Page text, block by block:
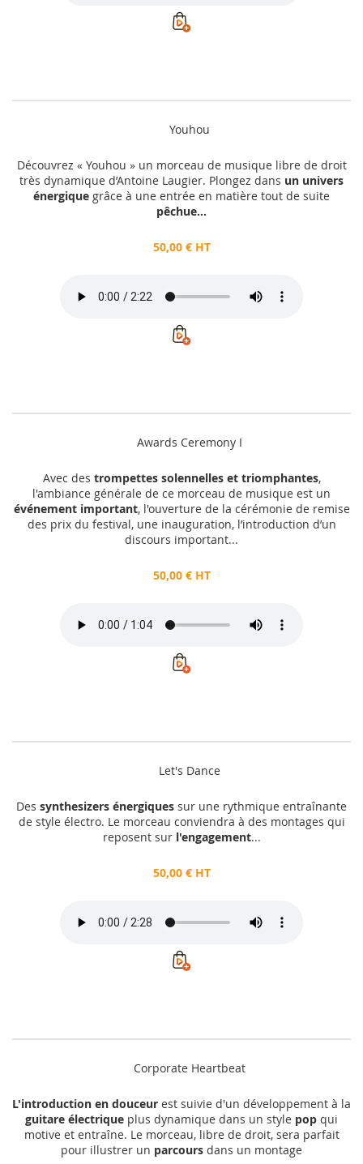
Youhou
Découvrez « Youhou » un morceau de musique libre de droit
très dynamique d’Antoine Laugier. Plongez dans un univers
énergique grâce à une entrée en matière tout de suite
pêchue...
50,00 € HT
Awards Ceremony I
Avec des trompettes solennelles et triomphantes,
l'ambiance générale de ce morceau de musique est un
événement important, l'ouverture de la cérémonie de remise
des prix du festival, une inauguration, l’introduction d’un
discours important...
50,00 € HT
Let's Dance
Des synthesizers énergiques sur une rythmique entraînante
de style électro. Le morceau conviendra à des montages qui
reposent sur l'engagement...
50,00 € HT
Corporate Heartbeat
L'introduction en douceur est suivie d'un développement à la
guitare électrique plus dynamique dans un style pop qui
motive et entraîne. Le morceau, libre de droit, sera parfait
pour illustrer un parcours dans un montage